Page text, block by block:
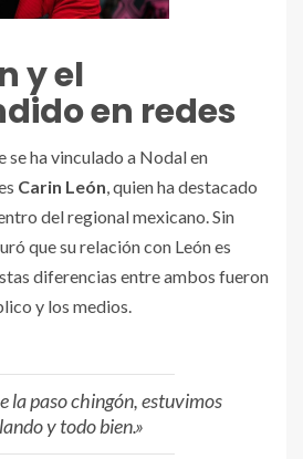
y el
en redes
ha vinculado a Nodal en
Carin León , quien ha destacado
del regional mexicano. Sin
que su relación con León es
diferencias entre ambos fueron
y los medios.
la paso chingón, estuvimos
y todo bien.»